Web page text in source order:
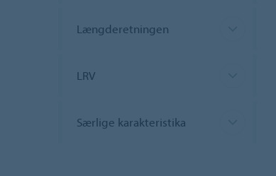
Længderetningen
LRV
Særlige karakteristika